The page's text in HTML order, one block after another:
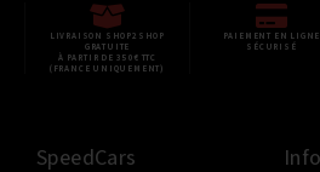
LIVRAISON SHOP2SHOP
GRATUITE
À PARTIR DE 350€ TTC
(FRANCE UNIQUEMENT)
PAIEMENT EN LIGNE
SÉCURISÉ
SpeedCars